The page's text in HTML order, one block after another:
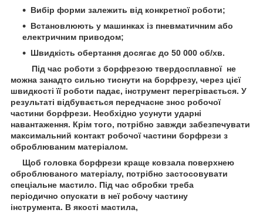
Вибір форми залежить від конкретної роботи;
Встановлюють у машинках із пневматичним або
електричним приводом;
Швидкість обертання досягає до 50 000 об/хв.
Під час роботи з борфрезою твердосплавної не
можна занадто сильно тиснути на борфрезу, через цієї
швидкості її роботи падає, інструмент перегрівається. У
результаті відбувається передчасне знос робочої
частини борфрези. Необхідно усунути ударні
навантаження. Крім того, потрібно завжди забезпечувати
максимальний контакт робочої частини борфрези з
оброблюваним матеріалом.
Щоб головка борфрези краще ковзала поверхнею
оброблюваного матеріалу, потрібно застосовувати
спеціальне мастило. Під час обробки треба
періодично опускати в неї робочу частину
інструмента. В якості мастила,